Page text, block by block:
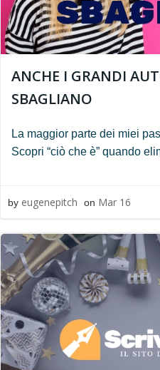
ANCHE I GRANDI
SBAGLIANO
La maggior parte dei miei
Scopri “ciò che è” quando
by eugenepitch on Mar 16